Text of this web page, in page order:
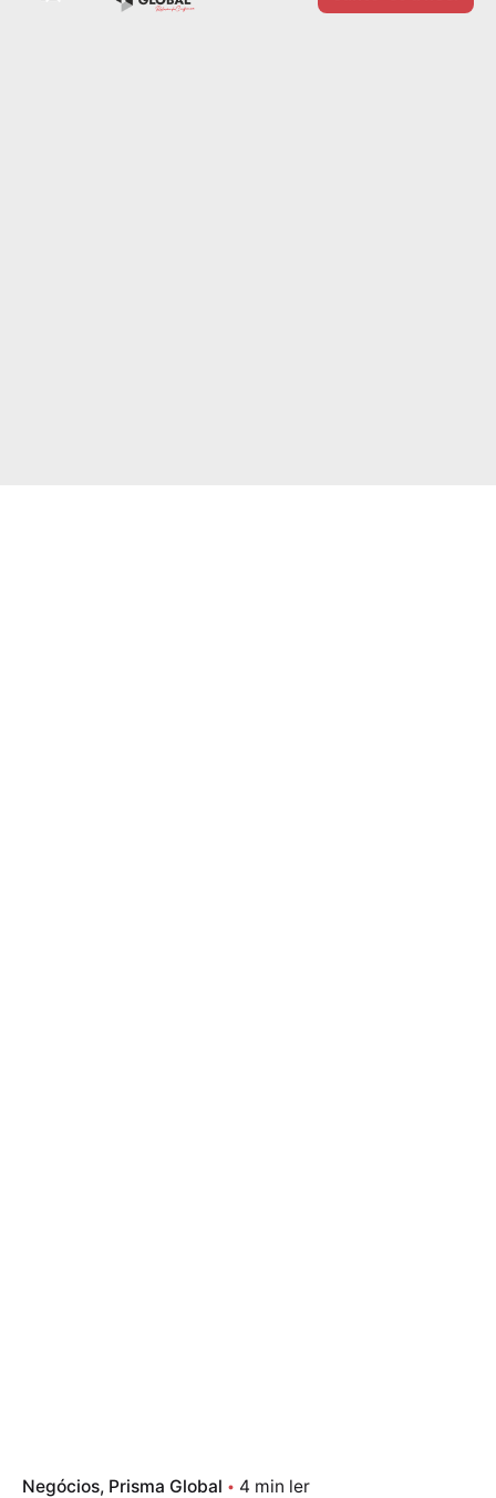
Negócios Prisma Global 4 min ler